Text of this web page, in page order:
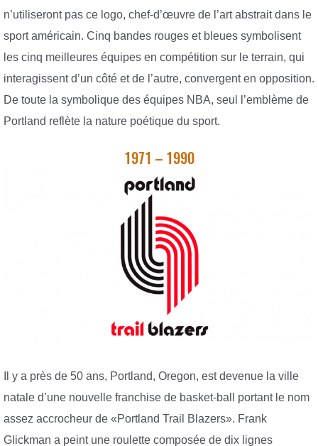
n’utiliseront pas ce logo, chef-d’œuvre de l’art abstrait dans le
sport américain. Cinq bandes rouges et bleues symbolisent
les cinq meilleures équipes en compétition sur le terrain, qui
interagissent d’un côté et de l’autre, convergent en opposition.
De toute la symbolique des équipes NBA, seul l’emblème de
Portland reflète la nature poétique du sport.
1971 – 1990
Il y a près de 50 ans, Portland, Oregon, est devenue la ville
natale d’une nouvelle franchise de basket-ball portant le nom
assez accrocheur de «Portland Trail Blazers». Frank
Glickman a peint une roulette composée de dix lignes